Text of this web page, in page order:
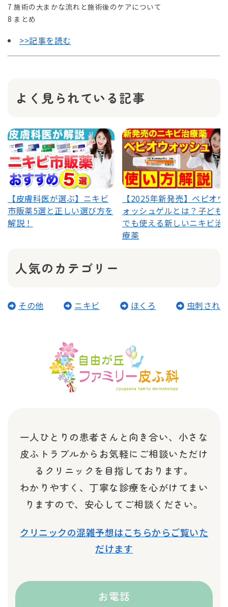
7 施術の大まかな流れと施術後のケアについて
8 まとめ
>>記事を読む
よく見られている記事
【皮膚科医が選ぶ】ニキビ
市販薬5選と正しい選び方を
解説！
【2025年新発売】ベピオウ
ォッシュゲルとは？子ども
でも使える新しいニキビ治
療薬
人気のカテゴリー
その他 ニキビ ほくろ 虫刺され
一人ひとりの患者さんと向き合い、小さな
皮ふトラブルから お気軽にご相談いただけ
るクリニックを目指しております。
わかりやすく、丁寧な診療を心がけてまい
りますので、安心してご相談ください。
クリニックの混雑予想はこちらからご覧いた
だけます
お電話